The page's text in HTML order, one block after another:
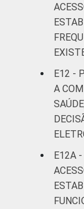
E12 -
A
E12A